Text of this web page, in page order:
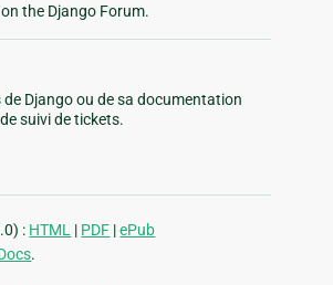
the Django Forum.
de Django ou de sa documentation
suivi de tickets.
: HTML | PDF |ePub
.